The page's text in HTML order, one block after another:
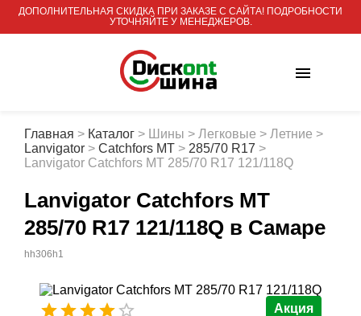
ДОПОЛНИТЕЛЬНАЯ СКИДКА ПРИ ЗАКАЗЕ С САЙТА! ПОДРОБНОСТИ
УТОЧНЯЙТЕ У МЕНЕДЖЕРОВ.
Главная > Каталог > Шины > Легковые > Летние >
Lanvigator > Catchfors MT > 285/70 R17 >
Lanvigator Catchfors MT 285/70 R17 121/118Q
Lanvigator Catchfors MT
285/70 R17 121/118Q в Самаре
hh306h1
Акция